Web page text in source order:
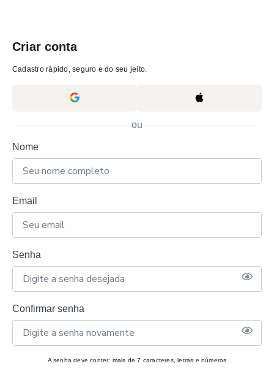
Criar conta
Cadastro rápido, seguro e do seu jeito.
ou
Nome
Email
Senha
Confirmar senha
A senha deve conter: mais de 7 caracteres, letras e números